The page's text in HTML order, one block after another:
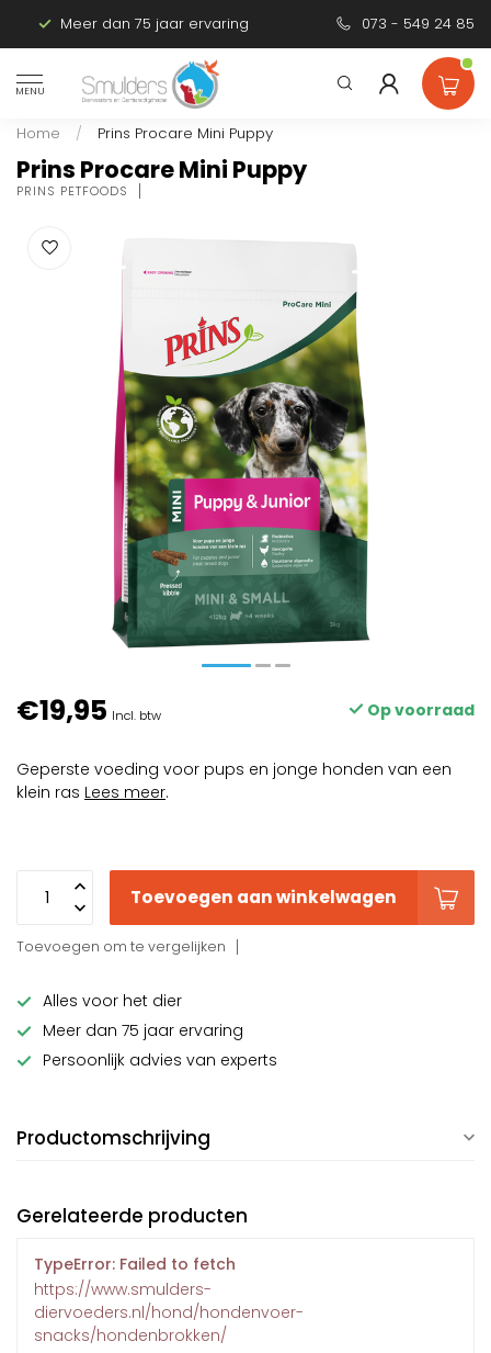
Meer dan 75 jaar ervaring Persoonlijk
073 - 549 24 85
MENU
Home / Prins Procare Mini Puppy
Prins Procare Mini Puppy
PRINS PETFOODS
€19,95 Incl. btw Op voorraad
Geperste voeding voor pups en jonge honden van een
klein ras Lees meer.
Toevoegen aan winkelwagen
Toevoegen om te vergelijken
Alles voor het dier
Meer dan 75 jaar ervaring
Persoonlijk advies van experts
Productomschrijving
Gerelateerde producten
TypeError: Failed to fetch
https://www.smulders-
diervoeders.nl/hond/hondenvoer-
snacks/hondenbrokken/